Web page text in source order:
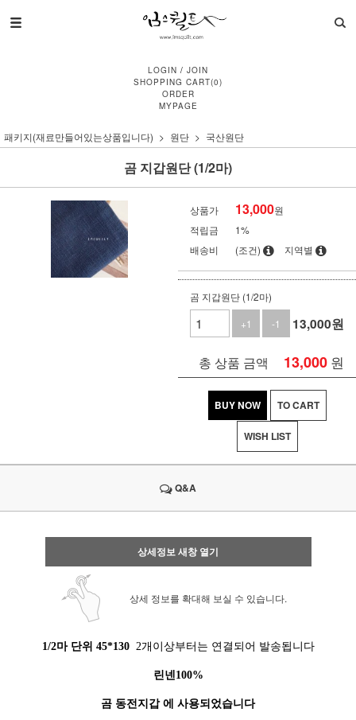
LOGIN / JOIN
SHOPPING CART(0)
ORDER
MYPAGE
패키지(재료만들어있는상품입니다) 원단 국산원단
곰 지갑원단 (1/2마)
상품가 13,000원
적립금
1%
배송비
(조건) 지역별
곰 지갑원단 (1/2마)
+1
-1 13,000원
총 상품 금액 13,000 원
BUY NOW TO CART
WISH LIST
Q&A
상세정보 새창 열기
상세 정보를 확대해 보실 수 있습니다.
1/2마 단위 45*1302개이상부터는 연결되어 발송됩니다
린넨100%
곰 동전지갑 에 사용되었습니다